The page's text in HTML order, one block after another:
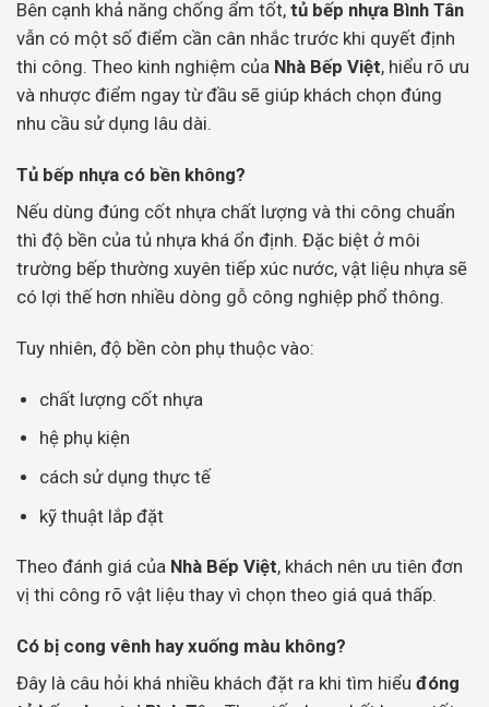
Bên cạnh khả năng chống ẩm tốt, tủ bếp nhựa Bình Tân
vẫn có một số điểm cần cân nhắc trước khi quyết định
thi công. Theo kinh nghiệm của Nhà Bếp Việt, hiểu rõ ưu
và nhược điểm ngay từ đầu sẽ giúp khách chọn đúng
nhu cầu sử dụng lâu dài.
Tủ bếp nhựa có bền không?
Nếu dùng đúng cốt nhựa chất lượng và thi công chuẩn
thì độ bền của tủ nhựa khá ổn định. Đặc biệt ở môi
trường bếp thường xuyên tiếp xúc nước, vật liệu nhựa sẽ
có lợi thế hơn nhiều dòng gỗ công nghiệp phổ thông.
Tuy nhiên, độ bền còn phụ thuộc vào:
chất lượng cốt nhựa
hệ phụ kiện
cách sử dụng thực tế
kỹ thuật lắp đặt
Theo đánh giá của Nhà Bếp Việt, khách nên ưu tiên đơn
vị thi công rõ vật liệu thay vì chọn theo giá quá thấp.
Có bị cong vênh hay xuống màu không?
Đây là câu hỏi khá nhiều khách đặt ra khi tìm hiểu đóng